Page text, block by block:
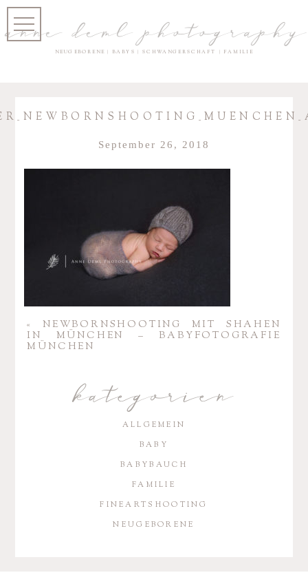
NEUGEBORENE | BABYS | SCHWANGERSCHAFT | FAMILIE
anne deml photography
September 26, 2018
«
NEWBORN­SHOO­TING MIT SHAHEN
IN MÜNCHEN – BABY­FO­TO­GRAFIE
MÜNCHEN
kategorien
ALLGEMEIN
BABY
BABYBAUCH
FAMILIE
FINEARTSHOOTING
NEUGEBORENE